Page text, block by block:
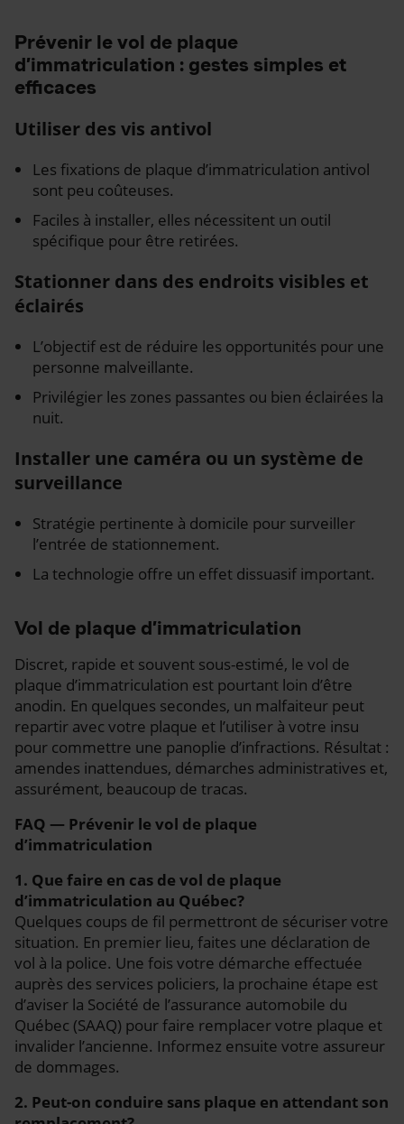
Prévenir le vol de plaque
d’immatriculation : gestes simples et
efficaces
Utiliser des vis antivol
Les fixations de plaque d’immatriculation antivol
sont peu coûteuses.
Faciles à installer, elles nécessitent un outil
spécifique pour être retirées.
Stationner dans des endroits visibles et
éclairés
L’objectif est de réduire les opportunités pour une
personne malveillante.
Privilégier les zones passantes ou bien éclairées la
nuit.
Installer une caméra ou un système de
surveillance
Stratégie pertinente à domicile pour surveiller
l’entrée de stationnement.
La technologie offre un effet dissuasif important.
Vol de plaque d’immatriculation
Discret, rapide et souvent sous-estimé, le vol de
plaque d’immatriculation est pourtant loin d’être
anodin. En quelques secondes, un malfaiteur peut
repartir avec votre plaque et l’utiliser à votre insu
pour commettre une panoplie d’infractions. Résultat :
amendes inattendues, démarches administratives et,
assurément, beaucoup de tracas.
FAQ — Prévenir le vol de plaque
d’immatriculation
1. Que faire en cas de vol de plaque
d’immatriculation au Québec?
Quelques coups de fil permettront de sécuriser votre
situation. En premier lieu, faites une déclaration de
vol à la police. Une fois votre démarche effectuée
auprès des services policiers, la prochaine étape est
d’aviser la Société de l’assurance automobile du
Québec (SAAQ) pour faire remplacer votre plaque et
invalider l’ancienne. Informez ensuite votre assureur
de dommages.
2. Peut-on conduire sans plaque en attendant son